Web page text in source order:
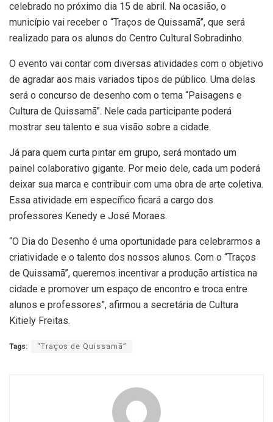
celebrado no próximo dia 15 de abril. Na ocasião, o
município vai receber o “Traços de Quissamã”, que será
realizado para os alunos do Centro Cultural Sobradinho.
O evento vai contar com diversas atividades com o objetivo
de agradar aos mais variados tipos de público. Uma delas
será o concurso de desenho com o tema “Paisagens e
Cultura de Quissamã”. Nele cada participante poderá
mostrar seu talento e sua visão sobre a cidade.
Já para quem curta pintar em grupo, será montado um
painel colaborativo gigante. Por meio dele, cada um poderá
deixar sua marca e contribuir com uma obra de arte coletiva.
Essa atividade em específico ficará a cargo dos
professores Kenedy e José Moraes.
“O Dia do Desenho é uma oportunidade para celebrarmos a
criatividade e o talento dos nossos alunos. Com o “Traços
de Quissamã”, queremos incentivar a produção artística na
cidade e promover um espaço de encontro e troca entre
alunos e professores”, afirmou a secretária de Cultura
Kitiely Freitas.
Tags: “Traços de Quissamã”